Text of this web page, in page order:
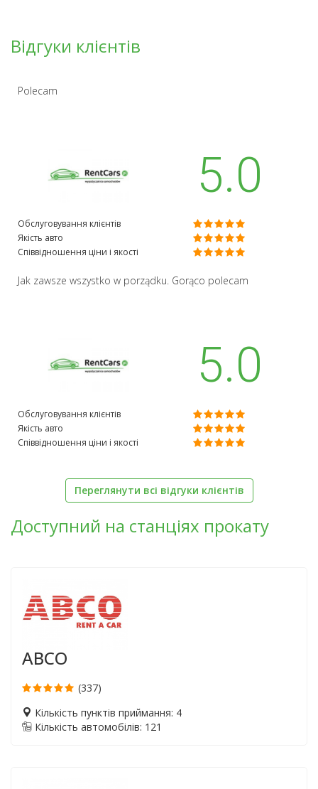
Відгуки клієнтів
Polecam
5.0
Обслуговування клієнтів
Якість авто
Співвідношення ціни і якості
Jak zawsze wszystko w porządku. Gorąco polecam
5.0
Обслуговування клієнтів
Якість авто
Співвідношення ціни і якості
Переглянути всі відгуки клієнтів
Доступний на станціях прокату
ABCO
(337)
Кількість пунктів приймання: 4
Кількість автомобілів: 121